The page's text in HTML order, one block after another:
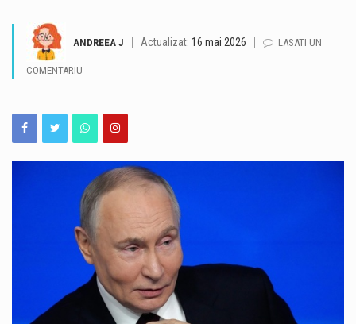
Valul de căldură continuă în Dobrogea, iar meteorologii au emis o nouă atenționare Cod galben de temperaturi deosebit de ridicate și caniculă, valabilă sâmbătă, 8 august, între orele 10:00 și 21:00. Potrivit avertizării, temperaturile maxime vor ajunge la 34-36 de grade Celsius, iar disconfortul termic va fi ridicat. Indicele temperatură-umezeală (ITU) va atinge sau va depăși pragul critic de 80 de unități, ceea ce înseamnă condiții dificile pentru organism, în special pentru persoanele vulnerabile. Autoritățile din Constanța au anunțat o serie de măsuri pentru reducerea efectelor temperaturilor ridicate și pentru sprijinirea populației în această perioadă. Ce măsuri sunt luate în…
ANDREEA J Actualizat: 16 mai 2026 LASATI UN
COMENTARIU